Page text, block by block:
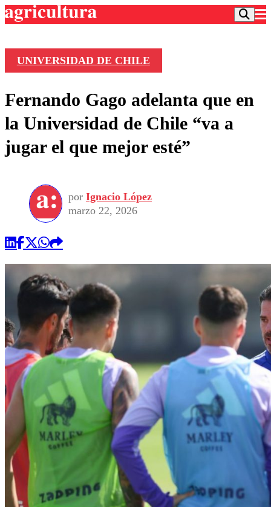
Frecuencias
Agricultura TV
Deportes
Colo Colo
Seleccion Chilena
Torneo Internacional
Universidad de Chile
Entretención
Economía
Internacional
Sustentabilidad
Publicaciones en medios
Opinión
UNIVERSIDAD DE CHILE
Fernando Gago adelanta que en
la Universidad de Chile “va a
jugar el que mejor esté”
por Ignacio López
marzo 22, 2026